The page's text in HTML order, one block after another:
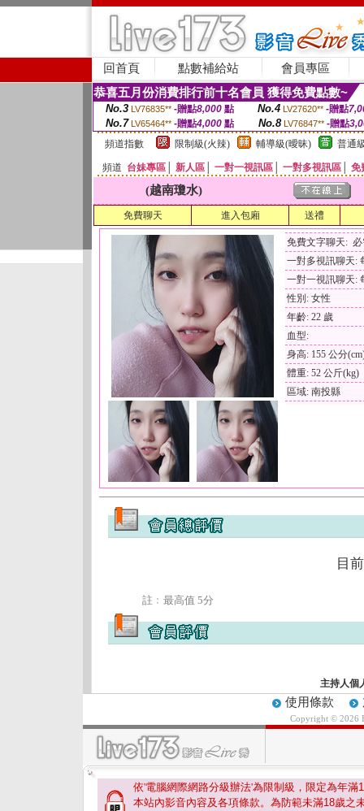
回首頁 點數補給站 會員專區
恭喜五月份消費排行前十名會員 獲得免費點數~
No.3 LV76835** -贈點8,000點 No.4 LV27620** -贈點
No.7 LV65464** -贈點4,000 點 No.8 LV76847** -贈點
頻道指數
限制級(火辣) 輔導級(曖昧) 普通
頻道 台妹專區 新人區 一對一視訊區 一對多視訊區 免
(越南瓊水)
免費聊天 進入包廂 送禮
免費文字聊天:
一對多視訊聊天:
一對一視訊聊天:
性別: 女性
年齡: 22 歲
血型:
身高: 155 公分
體重: 52 公斤(kg)
區域: 南投縣
目
註﹕最高值 5分
主持人個
使用條款
Copyright © 2026
依'電腦網際網路分級辦法'為限制級，限定為年滿
本站內影音內容及各項條款。為防範未滿18歲之